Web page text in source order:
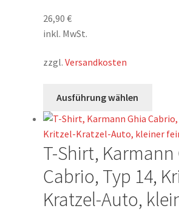
26,90 €
inkl. MwSt.
zzgl. Versandkosten
Ausführung wählen
weist
Die
T-Shirt, Karmann
Cabrio, Typ 14,
Kratzel-Auto,